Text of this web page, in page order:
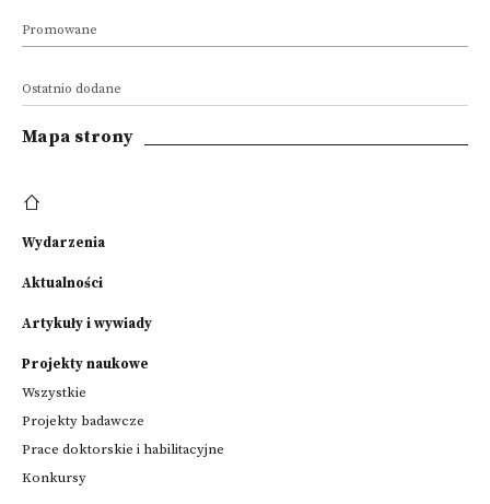
Promowane
Ostatnio dodane
Mapa strony
Wydarzenia
Aktualności
Artykuły i wywiady
Projekty naukowe
Wszystkie
Projekty badawcze
Prace doktorskie i habilitacyjne
Konkursy